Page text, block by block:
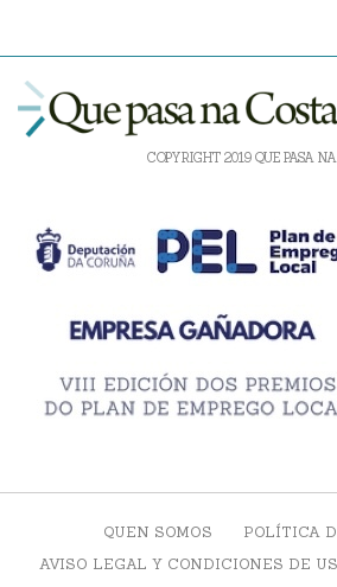
COPYRIGHT 2019 QUE PASA
QUEN SOMOS
POLÍTICA
AVISO LEGAL Y CONDICIONES DE